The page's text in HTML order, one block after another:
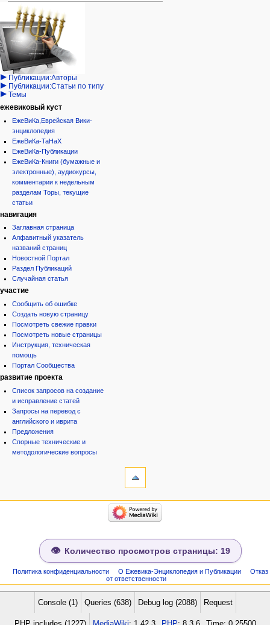
Навигация
персональные инструменты
войти
запрос
учётной
записи
категории
Израиль:Страна и
государство
Иудаизм
Народ
Проекты
Проекты/Участники/
дополнения
Публикации:Авторы
Публикации:Статьи по типу
Темы
ежевиковый куст
ЕжеВиКа,Еврейская Вики-
энциклопедия
ЕжеВиКа-ТаНаХ
ЕжеВиКа-Публикации
ЕжеВиКа-Книги (бумажные и
электронные), аудиокурсы,
комментарии к недельным
разделам Торы, текущие
статьи
навигация
Заглавная страница
Алфавитный указатель
названий страниц
Новостной Портал
Раздел Публикаций
Случайная статья
участие
Сообщить об ошибке
Создать новую страницу
Посмотреть свежие правки
Посмотреть новые страницы
Инструкция, техническая
помощь
Портал Сообщества
развитие проекта
Список запросов на создание
и исправление статей
Запросы на перевод с
английского и иврита
Предложения
Спорные технические и
методологические вопросы
о странице
категории
Проекты/Участники/
дополнения
Публикации:Авторы
ежевиковый куст
ЕжеВиКа,Еврейская Вики-
Количество просмотров страницы: 19
Политика конфиденциальности О Ежевика-Энциклопедия и Публикации
Отказ
от ответственности
Console (1) Queries (638) Debug log (2088) Request